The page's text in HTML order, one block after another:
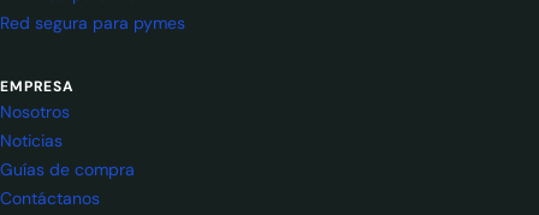
Red segura para pymes
EMPRESA
Nosotros
Noticias
Guías de compra
Contáctanos